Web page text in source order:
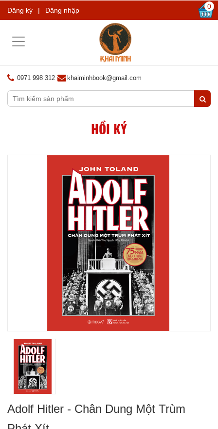
Đăng ký | Đăng nhập 0
Toggle
0971 998 312 khaiminhbook@gmail.com
HỒI KÝ
Adolf Hitler - Chân Dung Một Trùm